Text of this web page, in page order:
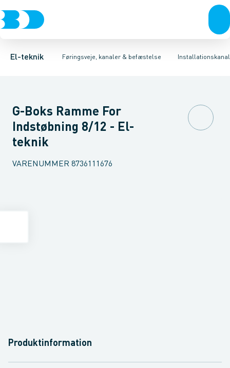
El-teknik Føringsveje, kanaler & befæstelse
Afbrydere, stikkontakter & lampeudtagForgreningsmateriel
Føringsveje Installationskanaler for gulvInstallationskanaler
Indsats for gulvkanalsystemTilbehør til gulvstander
G-Boks Ramme For
Indstøbning 8/12 - El-
teknik
VARENUMMER 8736111676
Produktinformation